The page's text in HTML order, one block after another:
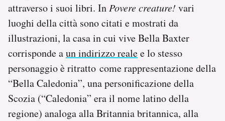
attraverso i suoi libri. In Povere creature! vari
luoghi della città sono citati e mostrati da
illustrazioni, la casa in cui vive Bella Baxter
corrisponde aun indirizzo realee lo stesso
personaggio è ritratto come rappresentazione della
“Bella Caledonia”, una personificazione della
Scozia (“Caledonia” era il nome latino della
regione) analoga alla Britannia britannica, alla